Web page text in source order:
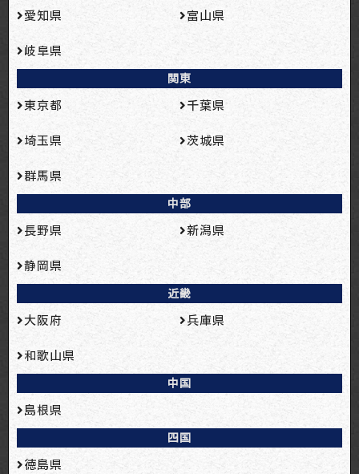
愛知県 富山県
岐阜県
関東
東京都 千葉県
埼玉県 茨城県
群馬県
中部
長野県 新潟県
静岡県
近畿
大阪府 兵庫県
和歌山県
中国
島根県
四国
徳島県